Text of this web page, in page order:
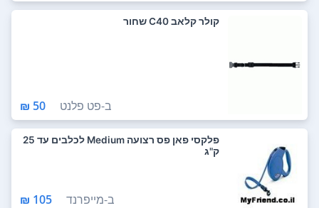
קולר קלאב C40 שחור
ב-פט פלנט 50 ₪
פלקסי פאן פס רצועה Medium לכלבים עד 25
ק"ג
ב-מייפרנד 105 ₪